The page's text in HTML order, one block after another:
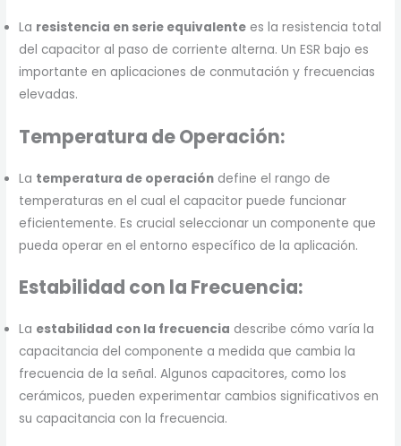
La resistencia en serie equivalente es la resistencia total
del capacitor al paso de corriente alterna. Un ESR bajo es
importante en aplicaciones de conmutación y frecuencias
elevadas.
Temperatura de Operación:
La temperatura de operación define el rango de
temperaturas en el cual el capacitor puede funcionar
eficientemente. Es crucial seleccionar un componente que
pueda operar en el entorno específico de la aplicación.
Estabilidad con la Frecuencia:
La estabilidad con la frecuencia describe cómo varía la
capacitancia del componente a medida que cambia la
frecuencia de la señal. Algunos capacitores, como los
cerámicos, pueden experimentar cambios significativos en
su capacitancia con la frecuencia.